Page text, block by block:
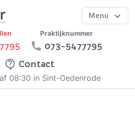
Menu
Praktijknummer
073-5477795
Contact
08:30 in Sint-Oedenrode